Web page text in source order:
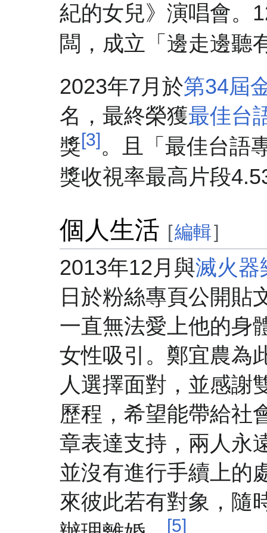
紀的女兒》演唱會。
闆，成立「邊走邊聽
2023年7月於第34屆
名，最終榮獲最佳台
獎[3]。且「最佳台語
獎收視率最高片段
個人生活 [編輯]
2013年12月與滅火器
日於粉絲專頁公開貼
一直無法愛上他的身
女性吸引。鄭宜農為
人選擇面對，並感謝
歷程，希望能帶給社
章表達支持，兩人永
並沒有進行手續上的
來彼此若有對象，隨
[5]